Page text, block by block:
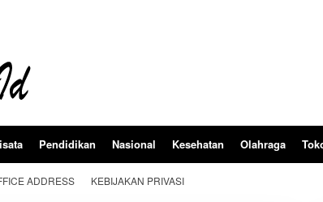
Pendidikan Nasional Kesehatan Olahraga
ADDRESS KEBIJAKAN PRIVASI